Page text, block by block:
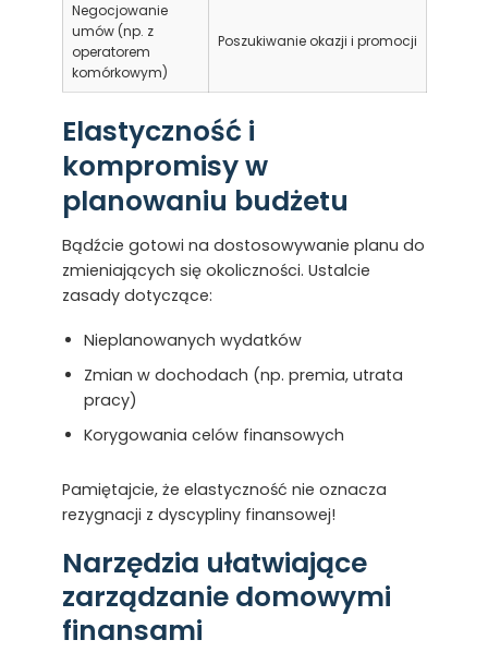
Negocjowanie
umów (np. z
operatorem
komórkowym)
Poszukiwanie okazji i promocji
Elastyczność i
kompromisy w
planowaniu budżetu
Bądźcie gotowi na dostosowywanie planu do
zmieniających się okoliczności. Ustalcie
zasady dotyczące:
Nieplanowanych wydatków
Zmian w dochodach (np. premia, utrata
pracy)
Korygowania celów finansowych
Pamiętajcie, że elastyczność nie oznacza
rezygnacji z dyscypliny finansowej!
Narzędzia ułatwiające
zarządzanie domowymi
finansami